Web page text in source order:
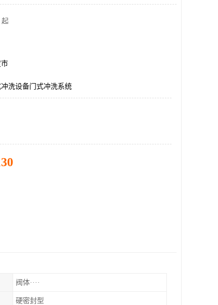
起
市
洗设备门式冲洗系统
阀体····
硬密封型